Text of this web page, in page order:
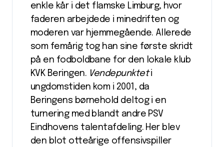
enkle kår i det flamske Limburg, hvor
faderen arbejdede i minedriften og
moderen var hjemmegående. Allerede
som femårig tog han sine første skridt
på en fodboldbane for den lokale klub
KVK Beringen. Vendepunkteti
ungdomstiden kom i 2001, da
Beringens børnehold deltog i en
turnering med blandt andre PSV
Eindhovens talentafdeling. Her blev
den blot otteårige offensivspiller